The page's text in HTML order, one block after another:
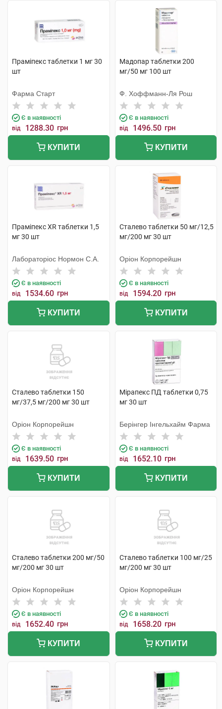
Праміпекс таблетки 1 мг 30
шт
Фарма Старт
Є в наявності
від 1288.30 грн
КУПИТИ
Мадопар таблетки 200
мг/50 мг 100 шт
Ф. Хоффманн-Ля Рош
Є в наявності
від 1496.50 грн
КУПИТИ
Праміпекс XR таблетки 1,5
мг 30 шт
Лабораторіос Нормон С.А.
Є в наявності
від 1534.60 грн
КУПИТИ
Сталево таблетки 50 мг/12,5
мг/200 мг 30 шт
Оріон Корпорейшн
Є в наявності
від 1594.20 грн
КУПИТИ
Сталево таблетки 150
мг/37,5 мг/200 мг 30 шт
Оріон Корпорейшн
Є в наявності
від 1639.50 грн
КУПИТИ
Мірапекс ПД таблетки 0,75
мг 30 шт
Берінгер Інгельхайм Фарма
Є в наявності
від 1652.10 грн
КУПИТИ
Сталево таблетки 200 мг/50
мг/200 мг 30 шт
Оріон Корпорейшн
Є в наявності
від 1652.40 грн
КУПИТИ
Сталево таблетки 100 мг/25
мг/200 мг 30 шт
Оріон Корпорейшн
Є в наявності
від 1658.20 грн
КУПИТИ